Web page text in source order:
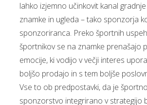
lahko izjemno učinkovit kanal
znamke in ugleda – tako sponzorja
sponzoriranca. Preko športnih
športnikov se na znamke prenašajo
emocije, ki vodijo v večji interes
boljšo prodajo in s tem boljše
Vse to ob predpostavki, da je športno
sponzorstvo integrirano v strategijo